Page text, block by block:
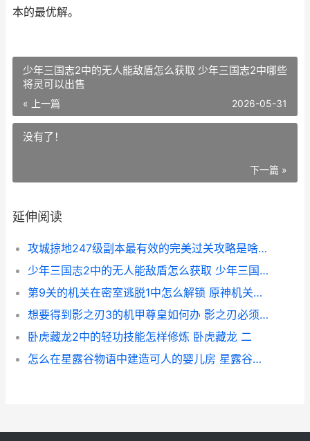
本的最优解。
少年三国志2中的无人能敌盾怎么获取 少年三国志2中哪些
将灵可以出售
« 上一篇 2026-05-31
没有了！
下一篇 »
延伸阅读
攻城掠地247级副本最有效的完美过关攻略是啥子 攻城掠地副本224级如何排将
少年三国志2中的无人能敌盾怎么获取 少年三国志2中哪些将灵可以出售
第9关的机关在密室逃脱1中怎么解锁 原神机关第九关
想要得到影之刃3的机甲尊皇如何办 影之刃必须完成的支线
卧虎藏龙2中的轻功技能怎样修炼 卧虎藏龙 二
怎么在星露谷物语中建造可人的婴儿房 星露谷物怎么放东西